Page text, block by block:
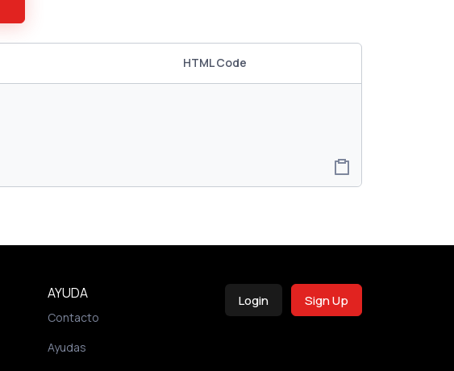
HTML Code
AYUDA
Contacto
Ayudas
Login Sign Up